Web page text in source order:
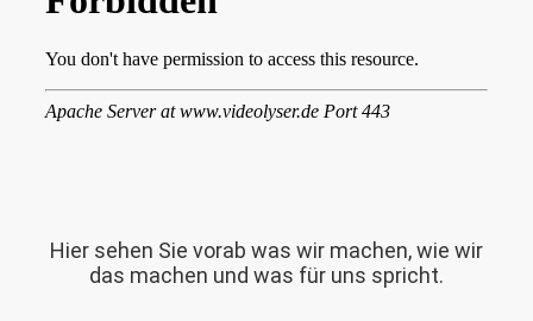
Hier sehen Sie vorab was wir machen, wie wir
das machen und was für uns spricht.